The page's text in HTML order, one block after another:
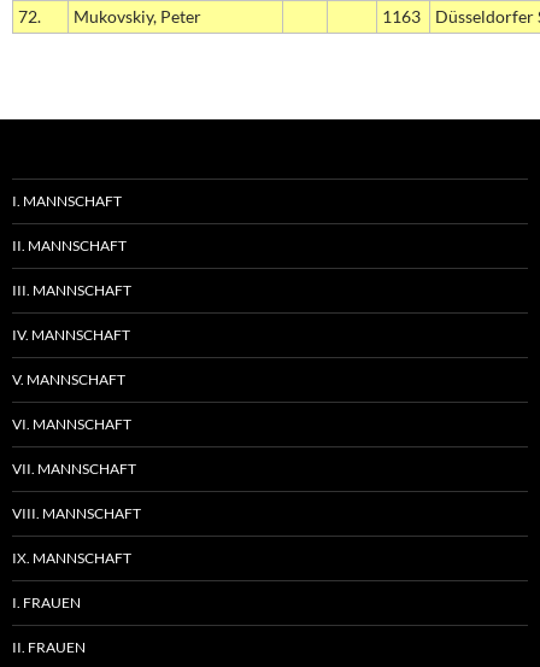
72.
Mukovskiy, Peter 1163 Düsseldorfer
I. MANNSCHAFT
II. MANNSCHAFT
III. MANNSCHAFT
IV. MANNSCHAFT
V. MANNSCHAFT
VI. MANNSCHAFT
VII. MANNSCHAFT
VIII. MANNSCHAFT
IX. MANNSCHAFT
I. FRAUEN
II. FRAUEN